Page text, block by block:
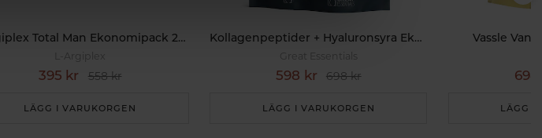
L-Argiplex Total Man Ekonomipack 2x90t
L-Argiplex
395 kr 558 kr
LÄGG I VARUKORGEN
Kollagenpeptider + Hyaluronsyra Ekonomipack 2x500g
Great Essentials
598 kr 698 kr
LÄGG I VARUKORGEN
Vassle
LÄGG I